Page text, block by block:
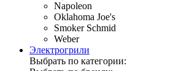
Napoleon
Oklahoma Joe's
Smoker Schmid
Weber
Электрогрили
Выбрать по категории: